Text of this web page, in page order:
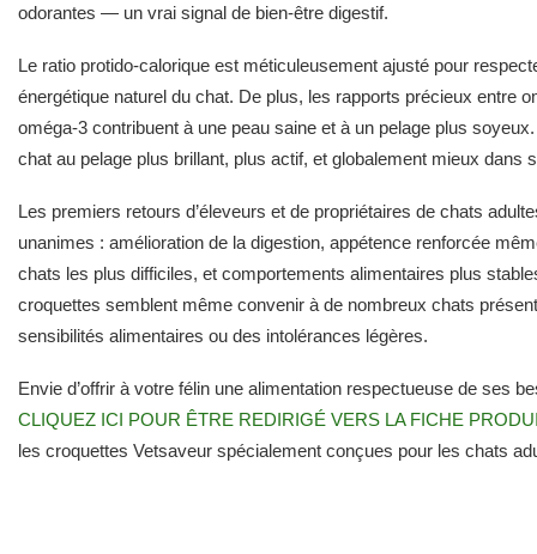
odorantes — un vrai signal de bien-être digestif.
Le ratio protido-calorique est méticuleusement ajusté pour
énergétique naturel du chat. De plus, les rapports précieux entre
oméga-3 contribuent à une peau saine et à un pelage plus
chat au pelage plus brillant, plus actif, et globalement mieux dans
Les premiers retours d’éleveurs et de propriétaires de chats
unanimes : amélioration de la digestion, appétence renforcée
chats les plus difficiles, et comportements alimentaires plus
croquettes semblent même convenir à de nombreux chats
sensibilités alimentaires ou des intolérances légères.
Envie d’offrir à votre félin une alimentation respectueuse de ses
CLIQUEZ ICI POUR ÊTRE REDIRIGÉ VERS LA FICHE
les croquettes Vetsaveur spécialement conçues pour les chats